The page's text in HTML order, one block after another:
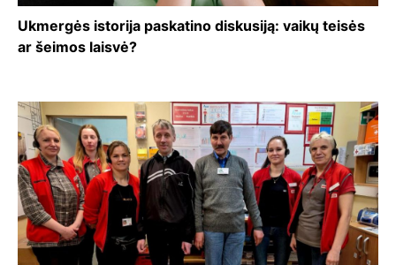
Ukmergės istorija paskatino diskusiją: vaikų teisės
ar šeimos laisvė?